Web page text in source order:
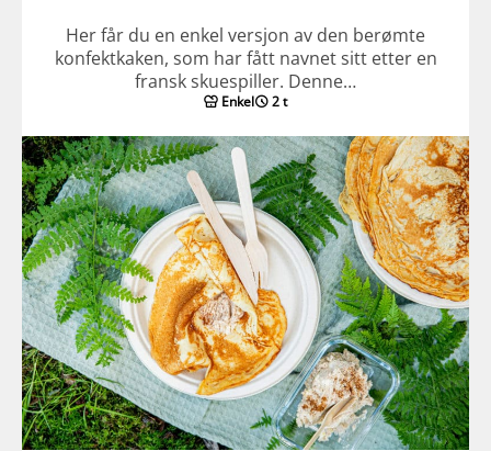
Her får du en enkel versjon av den berømte
konfektkaken, som har fått navnet sitt etter en
fransk skuespiller. Denne…
Enkel 2 t